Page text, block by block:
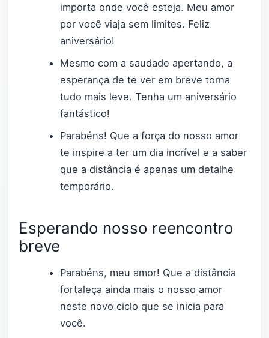
importa onde você esteja. Meu amor
por você viaja sem limites. Feliz
aniversário!
Mesmo com a saudade apertando, a
esperança de te ver em breve torna
tudo mais leve. Tenha um aniversário
fantástico!
Parabéns! Que a força do nosso amor
te inspire a ter um dia incrível e a saber
que a distância é apenas um detalhe
temporário.
Esperando nosso reencontro
breve
Parabéns, meu amor! Que a distância
fortaleça ainda mais o nosso amor
neste novo ciclo que se inicia para
você.